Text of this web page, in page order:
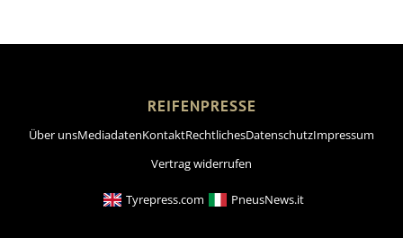
REIFENPRESSE
Über unsMediadatenKontaktRechtlichesDatenschutzImpressum
Vertrag widerrufen
Tyrepress.com PneusNews.it